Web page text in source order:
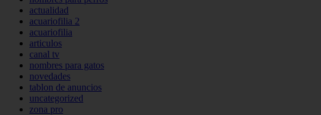
actualidad
acuariofilia 2
acuariofilia
articulos
canal tv
nombres para gatos
novedades
tablon de anuncios
uncategorized
zona pro